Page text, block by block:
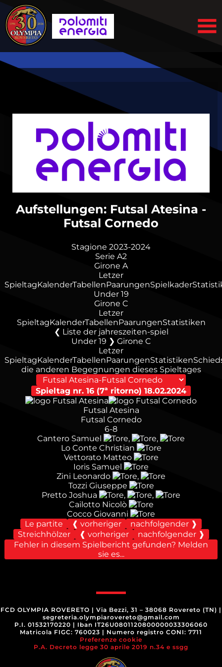
Aufstellungen: Futsal Atesina -
Futsal Cornedo
Stagione 2023-2024
Serie A2
Girone A
Letzer
SpieltagKalenderTabellenPaarungenSpielkader
Under 19
Girone C
Letzer
SpieltagKalenderTabellenPaarungenStatistiken
Liste der jahreszeiten-spiel
Under 19 ❯ Girone C
Letzer
SpieltagKalenderTabellenPaarungenStatistiken
die anderen Begegnungen dieses Spieltages
Spieltag nr. 16 (7ª ritorno) 18.02.2024
Futsal Atesina
Futsal Cornedo
6-8
Cantero Samuel
,
,
Lo Conte Christian
Vettorato Matteo
Ioris Samuel
Zini Leonardo
,
Tozzi Giuseppe
Pretto Joshua
,
,
Cailotto Nicolò
Cocco Giovanni
Le partite
❰ vorheriger
nachfolgender ❱
Streichhölzer
❰ vorheriger
nachfolgender ❱
Fehler in diesem Spielbericht gefunden? Melden
sie es...
FCD OLYMPIA ROVERETO | Via Bezzi, 31 – 38068 Rovereto (TN) |
segreteria.olympiarovereto@gmail.com
P.I. 01532170220 | Iban IT26U0801120800000033306060
Matricola FIGC: 760023 | Numero registro CONI: 7711
Preferenze cookie
P.A. Decreto legge 30 aprile 2019 n.34 e ssgg